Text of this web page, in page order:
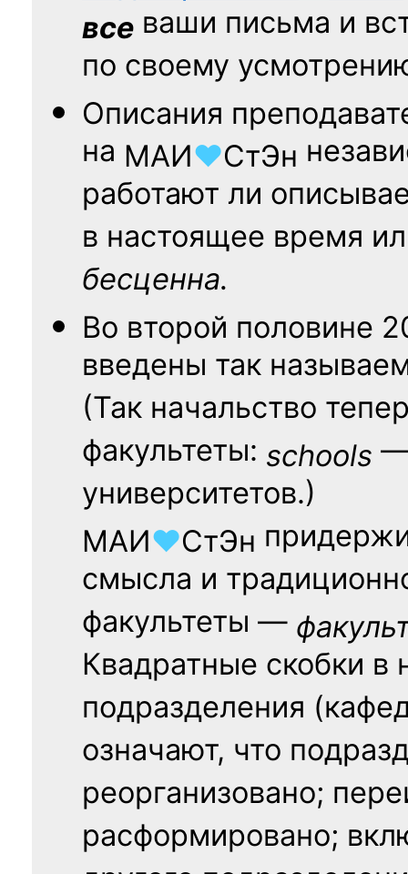
все ваши письма и
по своему
Описания
на МАИ♥СтЭн
работают ли
в настоящее время
бесценна.
Во второй половине
введены так
(Так начальство
факультеты: schools —
университетов.)
МАИ♥СтЭн
смысла и
факультеты —
Квадратные скобки в
подразделения
означают, что
реорганизовано;
расформировано;